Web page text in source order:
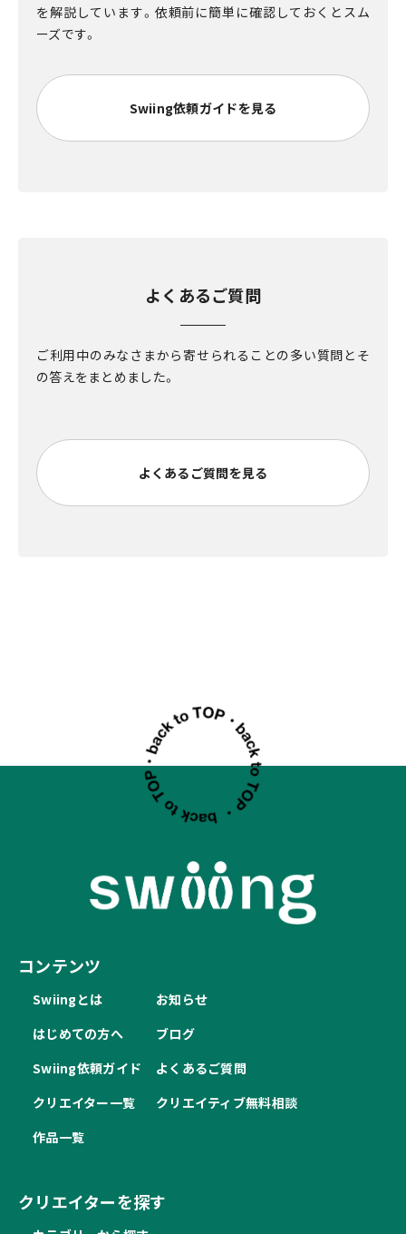
を解説しています。依頼前に簡単に確認しておくとスム
ーズです。
Swiing依頼ガイドを見る
よくあるご質問
ご利用中のみなさまから寄せられることの多い質問とそ
の答えをまとめました。
よくあるご質問を見る
コンテンツ
Swiingとは
はじめての方へ
Swiing依頼ガイド
クリエイター一覧
作品一覧
お知らせ
ブログ
よくあるご質問
クリエイティブ無料相談
クリエイターを探す